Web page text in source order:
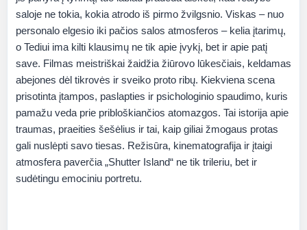
saloje ne tokia, kokia atrodo iš pirmo žvilgsnio. Viskas – nuo
personalo elgesio iki pačios salos atmosferos – kelia įtarimų,
o Tediui ima kilti klausimų ne tik apie įvykį, bet ir apie patį
save. Filmas meistriškai žaidžia žiūrovo lūkesčiais, keldamas
abejones dėl tikrovės ir sveiko proto ribų. Kiekviena scena
prisotinta įtampos, paslapties ir psichologinio spaudimo, kuris
pamažu veda prie pribloškiančios atomazgos. Tai istorija apie
traumas, praeities šešėlius ir tai, kaip giliai žmogaus protas
gali nuslėpti savo tiesas. Režisūra, kinematografija ir įtaigi
atmosfera paverčia „Shutter Island“ ne tik trileriu, bet ir
sudėtingu emociniu portretu.